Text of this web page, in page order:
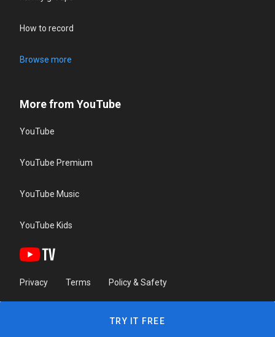
How to record
Browse more
More from YouTube
YouTube
YouTube Premium
YouTube Music
YouTube Kids
Privacy Terms Policy & Safety
TRY IT FREE